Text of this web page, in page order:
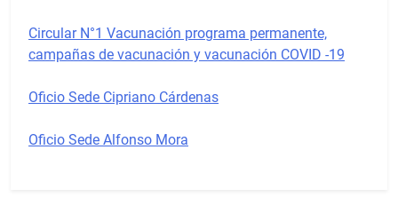
Circular N°1 Vacunación programa permanente,
campañas de vacunación y vacunación COVID -19
Oficio Sede Cipriano Cárdenas
Oficio Sede Alfonso Mora